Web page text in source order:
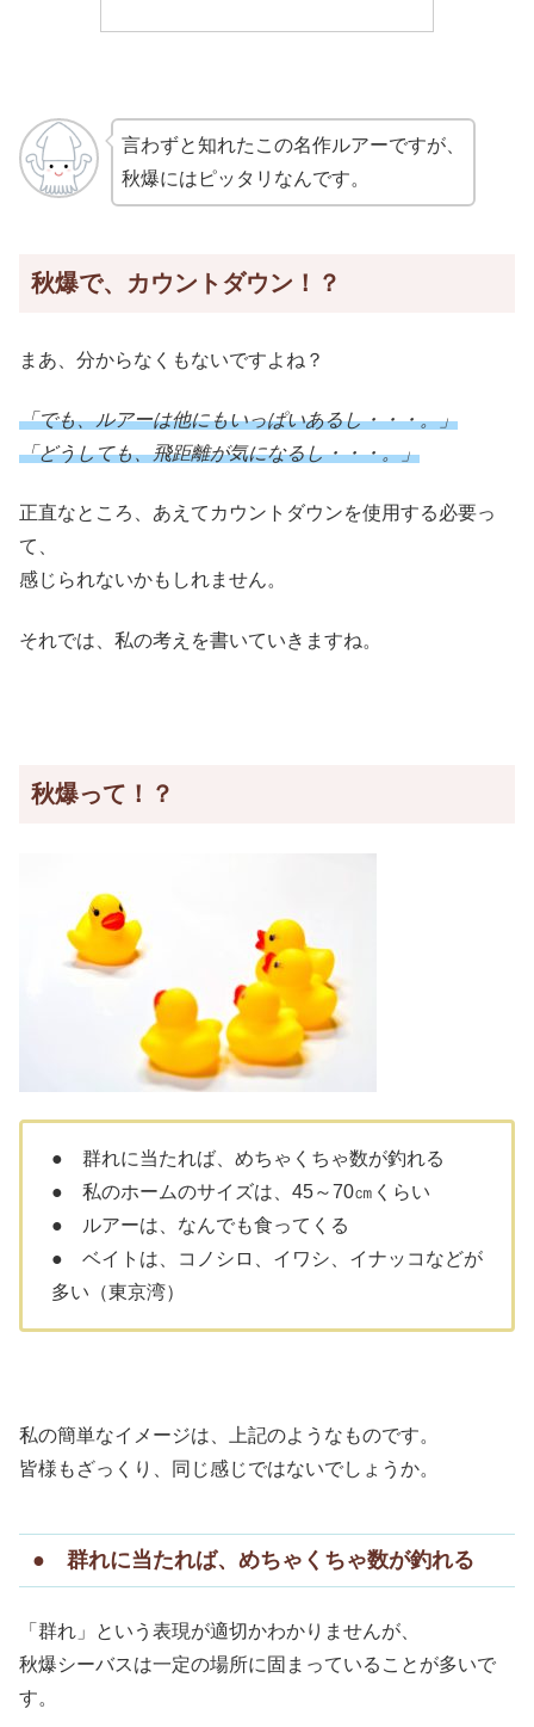
言わずと知れたこの名作ルアーですが、
秋爆にはピッタリなんです。
秋爆で、カウントダウン！？
まあ、分からなくもないですよね？
「でも、ルアーは他にもいっぱいあるし・・・。」
「どうしても、飛距離が気になるし・・・。」
正直なところ、あえてカウントダウンを使用する必要っ
て、
感じられないかもしれません。
それでは、私の考えを書いていきますね。
秋爆って！？
● 群れに当たれば、めちゃくちゃ数が釣れる
● 私のホームのサイズは、45～70㎝くらい
● ルアーは、なんでも食ってくる
● ベイトは、コノシロ、イワシ、イナッコなどが
多い（東京湾）
私の簡単なイメージは、上記のようなものです。
皆様もざっくり、同じ感じではないでしょうか。
● 群れに当たれば、めちゃくちゃ数が釣れる
「群れ」という表現が適切かわかりませんが、
秋爆シーバスは一定の場所に固まっていることが多いで
す。